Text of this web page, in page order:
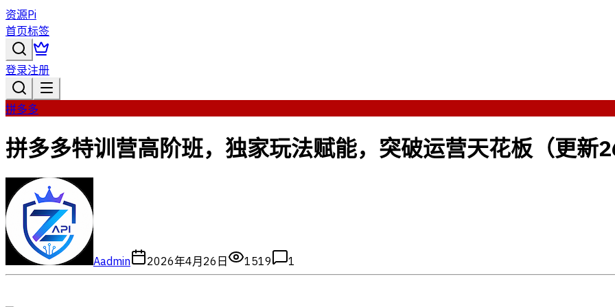
资源Pi
首页标签
登录注册
拼多多
拼多多特训营高阶班，独家玩法赋能，突破运营天花板（更新
Aadmin 2026年4月26日 1519 1